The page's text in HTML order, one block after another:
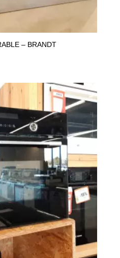
– BRANDT